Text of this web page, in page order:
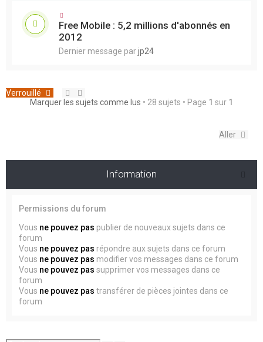
Free Mobile : 5,2 millions d'abonnés en
2012
Dernier message parjp24
Verrouillé
Marquer les sujets comme lus • 28 sujets • Page 1 sur 1
Aller
Information
Permissions du forum
Vous ne pouvez pas publier de nouveaux sujets dans ce
forum
Vous ne pouvez pas répondre aux sujets dans ce forum
Vous ne pouvez pas modifier vos messages dans ce forum
Vous ne pouvez pas supprimer vos messages dans ce
forum
Vous ne pouvez pas transférer de pièces jointes dans ce
forum